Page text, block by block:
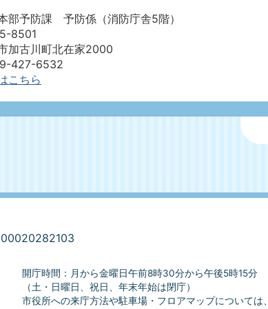
部予防課 予防係（消防庁舎5階）
8501
加古川町北在家2000
427-6532
こちら
開庁時間：月から金曜日午前8時30分から午後5時15分
（土・日曜日、祝日、年末年始は閉庁）
市役所への来庁方法や駐車場・フロアマップについては、